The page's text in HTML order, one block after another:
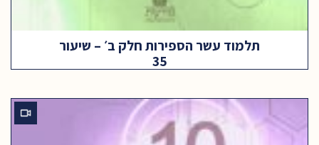
תלמוד עשר הספירות חלק ב׳ – שיעור
35